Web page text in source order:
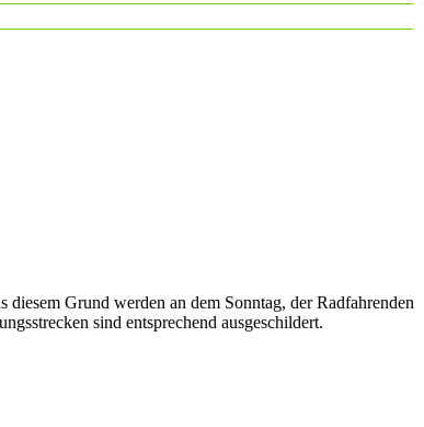
Grund werden an dem Sonntag, der Radfahrenden
sind entsprechend ausgeschildert.